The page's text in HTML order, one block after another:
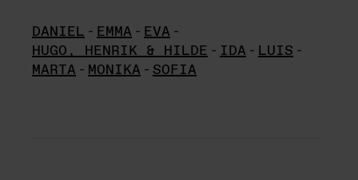
DANIEL - EMMA - EVA -
HUGO, HENRIK & HILDE - IDA - LUIS -
MARTA - MONIKA - SOFIA